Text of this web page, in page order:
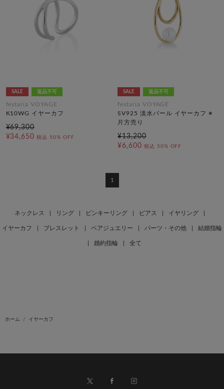
SALE 返品不可
festaria VOYAGE
K10WG イヤーカフ
¥69,300
¥34,650 税込 50% OFF
SALE 返品不可
festaria VOYAGE
SV925 淡水パール イヤーカフ ※
片方売り
¥13,200
¥6,600 税込 50% OFF
1
ネックレス リング ピンキーリング ピアス イヤリング
イヤーカフ ブレスレット ペアジュエリー パーツ・その他 結婚指輪
婚約指輪 全て
ホーム イヤーカフ